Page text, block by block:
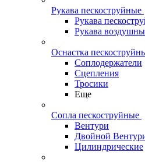
Рукава пескоструйные
Рукава
Рукава
Оснастка
Соплодержатели
Сцепления
Тросики
Еще
Сопла пескоструйные
Вентури
Двойной
Цилиндрические